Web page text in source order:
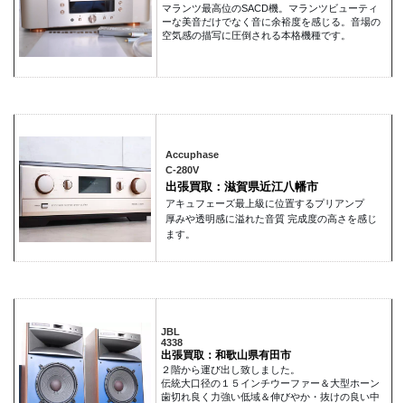
マランツ最高位のSACD機。マランツビューティ
ーな美音だけでなく音に余裕度を感じる。音場の
空気感の描写に圧倒される本格機種です。
Accuphase
C-280V
出張買取：滋賀県近江八幡市
アキュフェーズ最上級に位置するプリアンプ
厚みや透明感に溢れた音質 完成度の高さを感じ
ます。
JBL
4338
出張買取：和歌山県有田市
２階から運び出し致しました。
伝統大口径の１５インチウーファー＆大型ホーン
歯切れ良く力強い低域＆伸びやか・抜けの良い中